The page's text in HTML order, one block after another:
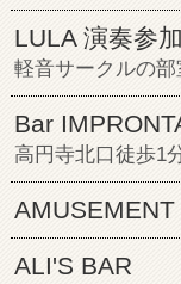
LULA 演奏参
軽音サークルの
Bar
高円寺北口徒歩1
ALI'S BAR